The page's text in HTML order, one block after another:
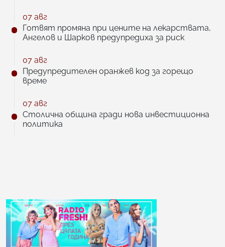
07 авг
Готвят промяна при цените на лекарствата,
Ангелов и Шарков предупредиха за риск
07 авг
Предупредителен оранжев код за горещо
време
07 авг
Столична община гради нова инвестиционна
политика